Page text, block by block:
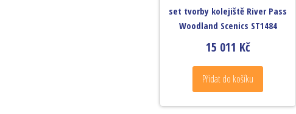
set tvorby kolejiště River Pass
Woodland Scenics ST1484
15 011 Kč
Přidat do košíku